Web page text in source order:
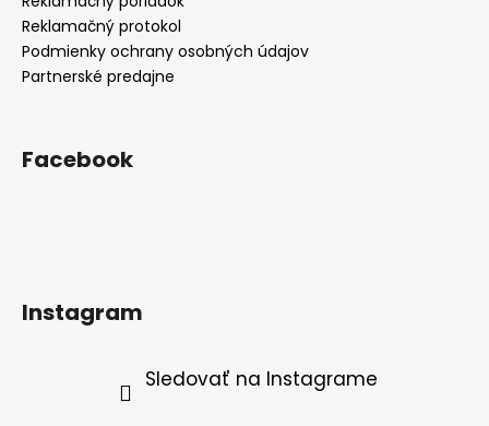
Reklamačný protokol
Podmienky ochrany osobných údajov
Partnerské predajne
Facebook
Instagram
Sledovať na Instagrame